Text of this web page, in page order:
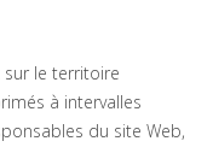
sur le territoire
à intervalles
du site Web,